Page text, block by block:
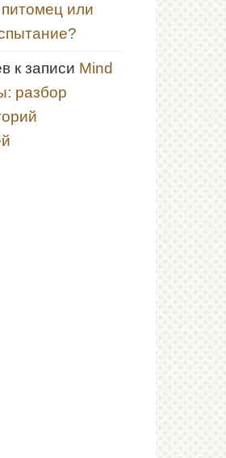
питомец или
к записи Mind
разбор